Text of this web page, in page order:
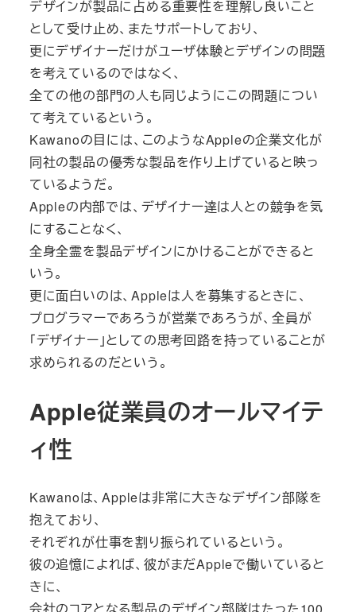
デザインが製品に占める重要性を理解し良いこと
として受け止め、またサポートしており、
更にデザイナーだけがユーザ体験とデザインの問題
を考えているのではなく、
全ての他の部門の人も同じようにこの問題につい
て考えているという。
Kawanoの目には、このようなAppleの企業文化が
同社の製品の優秀な製品を作り上げていると映っ
ているようだ。
Appleの内部では、デザイナー達は人との競争を気
にすることなく、
全身全霊を製品デザインにかけることができると
いう。
更に面白いのは、Appleは人を募集するときに、
プログラマーであろうが営業であろうが、全員が
「デザイナー」としての思考回路を持っていることが
求められるのだという。
Apple従業員のオールマイテ
ィ性
Kawanoは、Appleは非常に大きなデザイン部隊を
抱えており、
それぞれが仕事を割り振られているという。
彼の追憶によれば、彼がまだAppleで働いていると
きに、